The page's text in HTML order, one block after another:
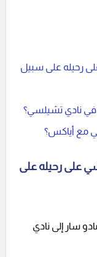
رحيله على سبيل
نادي تشيلسي؟
مع أياكس؟
على رحيله على
سار إلى نادي